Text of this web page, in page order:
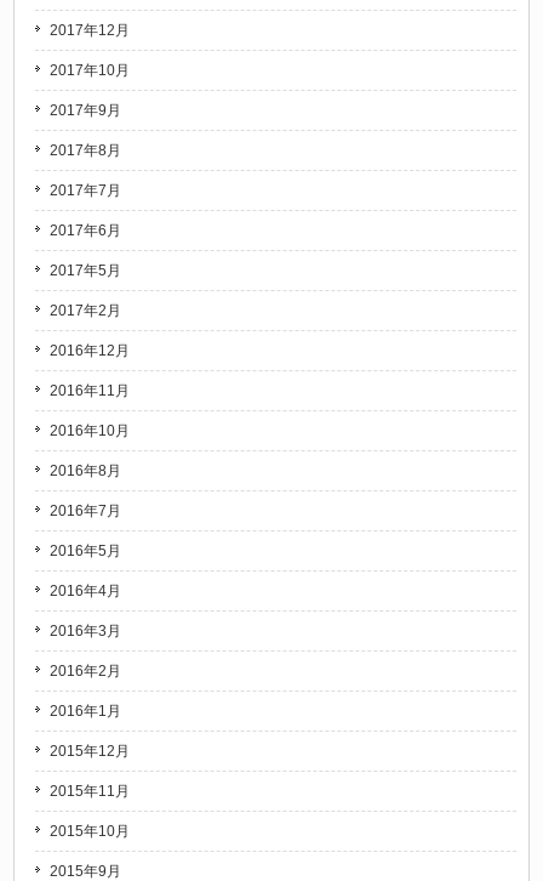
2017年12月
2017年10月
2017年9月
2017年8月
2017年7月
2017年6月
2017年5月
2017年2月
2016年12月
2016年11月
2016年10月
2016年8月
2016年7月
2016年5月
2016年4月
2016年3月
2016年2月
2016年1月
2015年12月
2015年11月
2015年10月
2015年9月